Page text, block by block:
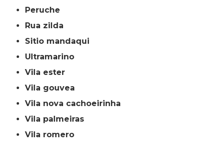
peruche
rua zilda
sitio mandaqui
ultramarino
vila ester
vila gouvea
vila nova cachoeirinha
vila palmeiras
vila romero